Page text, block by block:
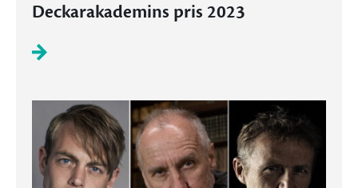
Deckarakademins pris 2023